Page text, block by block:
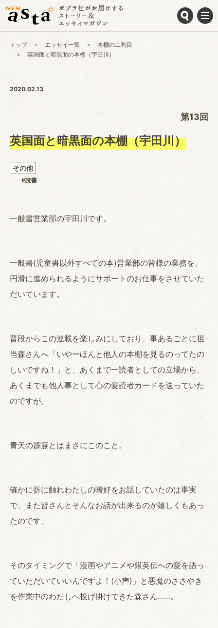
トップ エッセイ一覧
本棚の二列目
英国面と暗黒面の本棚（宇田川）
2020.02.13
第13回
英国面と暗黒面の本棚（宇田川）
その他
#読書
一般書営業部の宇田川です。
一般書(児童書以外すべての本)営業部の皆様の業務を、
円滑に進められるようにサポートのお仕事をさせていた
だいています。
普段からこの連載を楽しみにしており、事あるごとに担
当森さんへ「いやーほんと他人の本棚を見るのってたの
しいですね！」と、あくまで一読者としての立場から、
あくまでも他人事として心の愛読者カードを送っていた
のですが。
青天の霹靂とはまさにこのこと。
確かに折に触れわたしの嗜好をお話していたのは事実
で、また皆さんとそんなお話が出来るのが嬉しくもあっ
たのです。
そのタイミングで「漫画やアニメや銀英伝への愛を語っ
ていただいていいんですよ！(小声)」と悪魔のささやき
を作業中のわたしへ投げ掛けてきた森さん……。